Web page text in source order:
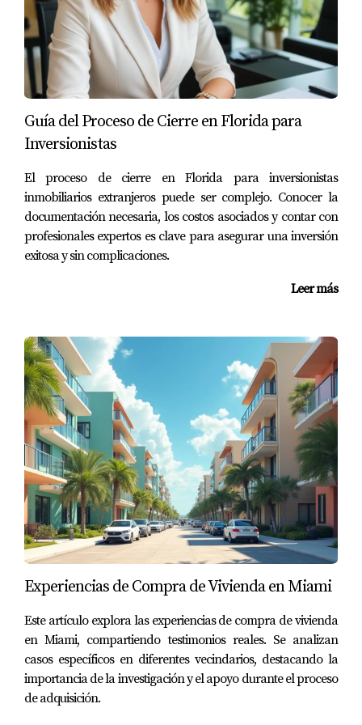
hogar sino también un aumento significativo en el
valor a medida que la zona se desarrollaba. En
menos de tres años, su propiedad había aumentado
su valor un 30%, lo que les permitió obtener
Caso Práctico 2: El Inversor Solitario
Juan es un inversor solitario que compró varias
unidades en un nuevo desarrollo cerca del centro de
Miami. Al optar por propiedades multifamiliares,
pudo diversificar su portafolio y generar ingresos
pasivos a través del alquiler. Con la creciente
demanda por alquileres a corto plazo debido al
Caso Práctico 3: La Pareja Joven
María y Luis son una pareja joven que buscaba su
primer hogar. Optaron por comprar una propiedad
en preconstrucción porque podían personalizarla
según sus gustos y necesidades. Además,
aprovecharon las tasas hipotecarias bajas para
asegurar un buen trato financiero. Su decisión no
solo les dio un hogar perfecto sino también una
inversión sólida que ha crecido significativamente
desde su compra.
CONCLUSIÓN
Invertir en propiedades de preconstrucción en
Florida es más que una simple transacción
financiera; es una oportunidad para construir un
Guía del Proceso de Cierre en Florida para
Inversionistas
El proceso de cierre en Florida para inversionistas
inmobiliarios extranjeros puede ser complejo. Conocer la
documentación necesaria, los costos asociados y contar con
profesionales expertos es clave para asegurar una inversión
exitosa y sin complicaciones.
Leer más
Experiencias de Compra de Vivienda en Miami
Este artículo explora las experiencias de compra de vivienda
en Miami, compartiendo testimonios reales. Se analizan
casos específicos en diferentes vecindarios, destacando la
importancia de la investigación y el apoyo durante el proceso
de adquisición.